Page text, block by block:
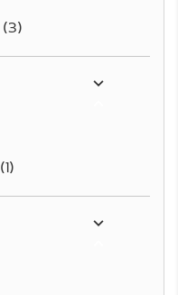
(3)

(1)
